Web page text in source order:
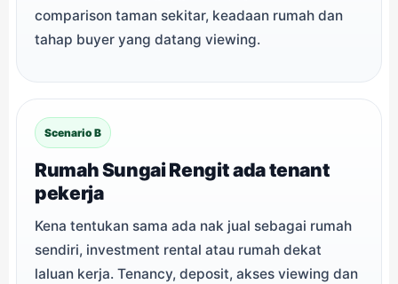
comparison taman sekitar, keadaan rumah dan
tahap buyer yang datang viewing.
Scenario B
Rumah Sungai Rengit ada tenant
pekerja
Kena tentukan sama ada nak jual sebagai rumah
sendiri, investment rental atau rumah dekat
laluan kerja. Tenancy, deposit, akses viewing dan